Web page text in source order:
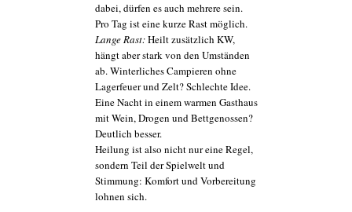
dabei, dürfen es auch mehrere sein.
Pro Tag ist eine kurze Rast möglich.
Lange Rast:Heilt zusätzlich KW,
hängt aber stark von den Umständen
ab. Winterliches Campieren ohne
Lagerfeuer und Zelt? Schlechte Idee.
Eine Nacht in einem warmen Gasthaus
mit Wein, Drogen und Bettgenossen?
Deutlich besser.
Heilung ist also nicht nur eine Regel,
sondern Teil der Spielwelt und
Stimmung: Komfort und Vorbereitung
lohnen sich.